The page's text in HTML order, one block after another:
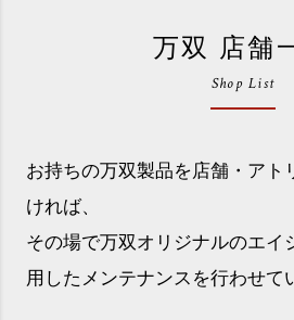
万双 店舗
Shop List
お持ちの万双製品を店舗・アト
ければ、
その場で万双オリジナルのエイ
用したメンテナンスを行わせて